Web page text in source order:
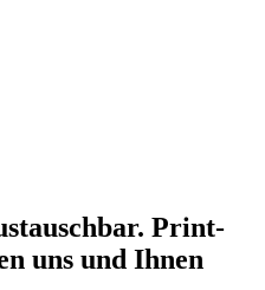
Print-
uns und Ihnen